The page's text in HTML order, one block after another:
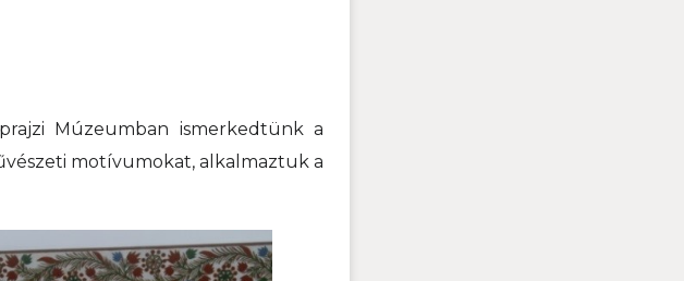
Múzeumban ismerkedtünk a
motívumokat, alkalmaztuk a